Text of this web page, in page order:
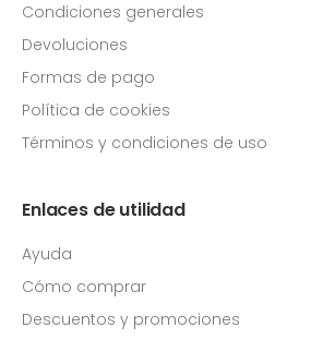
Condiciones generales
Devoluciones
Formas de pago
Política de cookies
Términos y condiciones de uso
Enlaces de utilidad
Ayuda
Cómo comprar
Descuentos y promociones